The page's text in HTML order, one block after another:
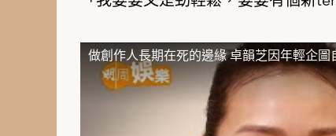
做創作人長期在死的邊緣 卓韻芝因年輕企